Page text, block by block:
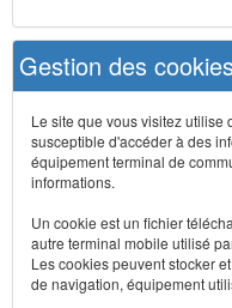
Gestion des cookies
Le site que vous visitez utilise
susceptible d'accéder à des
équipement terminal de
informations.
Un cookie est un fichier
autre terminal mobile utilisé
Les cookies peuvent stocker
de navigation, équipement